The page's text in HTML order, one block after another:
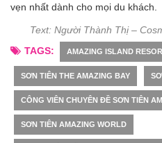
vẹn nhất dành cho mọi du khách.
Text: Người Thành Thị –
TAGS:
AMAZING ISLAND
SƠN TIÊN THE AMAZING BAY
CÔNG VIÊN CHUYÊN ĐỀ SƠN TIÊN
SƠN TIÊN AMAZING WORLD